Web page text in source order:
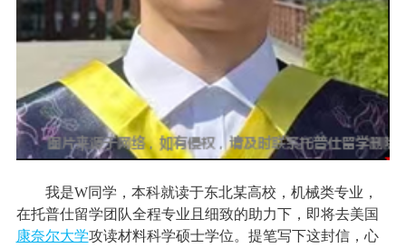
我是W同学，本科就读于东北某高校，机械类专业，
在托普仕留学团队全程专业且细致的助力下，即将去美国
康奈尔大学攻读材料科学硕士学位。提笔写下这封信，心